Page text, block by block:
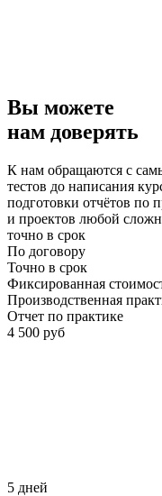
Вы можете
нам доверять
К нам обращаются с
тестов до написания
подготовки отчётов по
и проектов любой
точно в срок
По договору
Точно в срок
Фиксированная
Производственная
Отчет по практике
4 500 руб
5 дней